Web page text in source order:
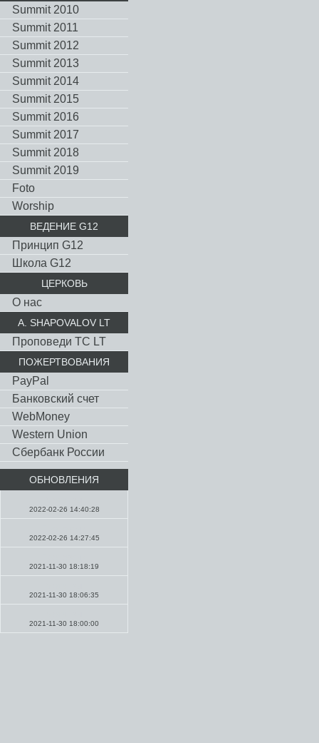
Summit 2010
Summit 2011
Summit 2012
Summit 2013
Summit 2014
Summit 2015
Summit 2016
Summit 2017
Summit 2018
Summit 2019
Foto
Worship
ВЕДЕНИЕ G12
Принцип G12
Школа G12
ЦЕРКОВЬ
О нас
A. SHAPOVALOV LT
Проповеди TC LT
ПОЖЕРТВОВАНИЯ
PayPal
Банковский счет
WebMoney
Western Union
Сбербанк России
ОБНОВЛЕНИЯ
2022-02-26 14:40:28
2022-02-26 14:27:45
2021-11-30 18:18:19
2021-11-30 18:06:35
2021-11-30 18:00:00